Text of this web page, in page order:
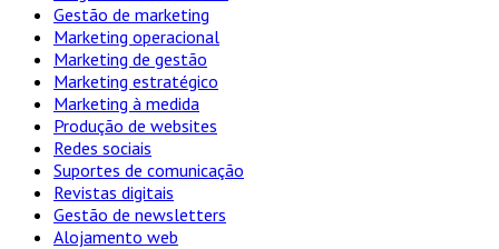
Gestão de marketing
Marketing operacional
Marketing de gestão
Marketing estratégico
Marketing à medida
Produção de websites
Redes sociais
Suportes de comunicação
Revistas digitais
Gestão de newsletters
Alojamento web